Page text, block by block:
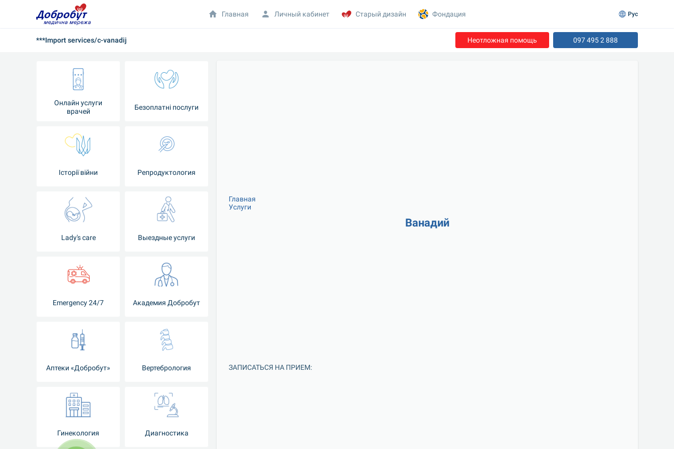
***Import services/c-vanadij Неотложная помощь 097 495 2 888
Онлайн услуги
врачей
Безоплатні послуги
Iсторії війни Репродуктология
Lady's care Выездные услуги
Emergency 24/7 Академия Добробут
Аптеки «Добробут» Вертебрология
Гинекология Диагностика
Главная
Услуги
Ванадий
ЗАПИСАТЬСЯ НА ПРИЕМ:
Главная Личный кабинет Старый дизайн Фондация Рус